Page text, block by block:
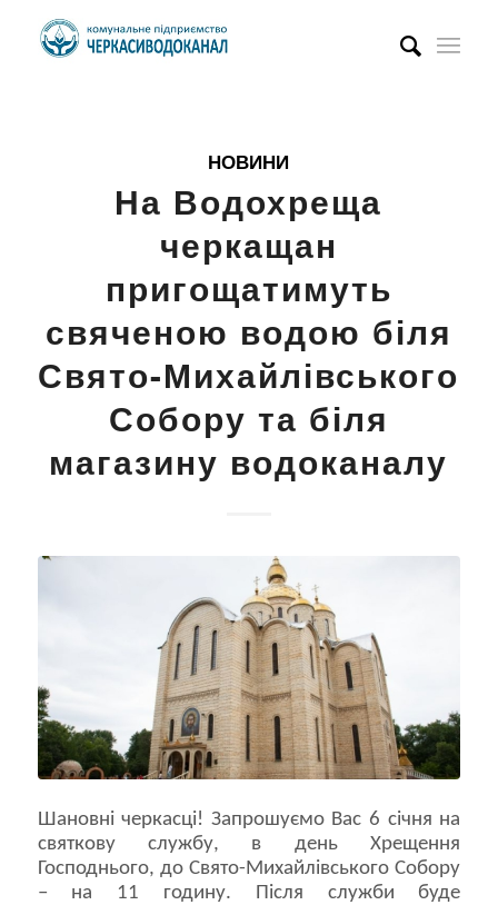
НОВИНИ
На Водохреща
черкащан
пригощатимуть
свяченою водою біля
Свято-Михайлівського
Собору та біля
магазину водоканалу
Шановні черкасці! Запрошуємо Вас 6 січня на
святкову службу, в день Хрещення
Господнього, до Свято-Михайлівського Собору
– на 11 годину. Після служби буде